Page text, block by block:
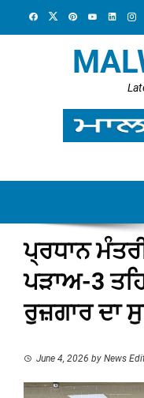
ਪ੍ਰਧਾਨ
ਪੜਾਅ-3
ਰੁਜ਼ਗਾਰ ਦਾ
June 4, 2026 by News